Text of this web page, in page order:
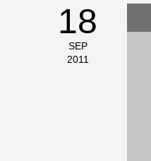
18
SEP
2011